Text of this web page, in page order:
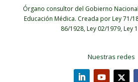
Órgano consultor del Gobierno
Educación Médica. Creada por Ley 71/
86/1928, Ley 02/1979, Ley
Nuestras redes